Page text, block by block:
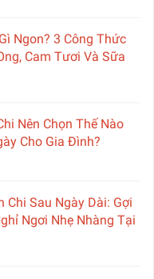
Ngon? 3 Công Thức
Cam Tươi Và Sữa
Nên Chọn Thế Nào
Cho Gia Đình?
Chi Sau Ngày Dài: Gợi
Ngơi Nhẹ Nhàng Tại